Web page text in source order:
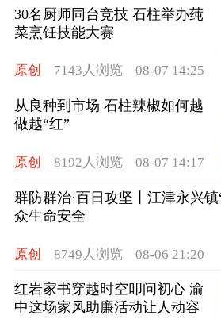
30名厨师同台竞技 石柱举办莼
菜烹饪技能大赛
原创 7143人浏览 08-07 14:25
从良种到市场 石柱辣椒如何越
做越“红”
原创 8192人浏览 08-07 14:17
群防群治·百日攻坚丨江津永兴
众生命安全
原创 8749人浏览 08-06 21:20
红岩家书穿越时空叩问初心 渝
中这场家风助廉活动让人动容